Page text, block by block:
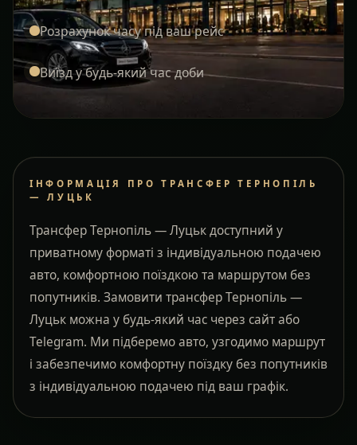
Розрахунок часу під ваш рейс
Виїзд у будь-який час доби
ІНФОРМАЦІЯ ПРО ТРАНСФЕР ТЕРНОПІЛЬ
— ЛУЦЬК
Трансфер Тернопіль — Луцьк доступний у
приватному форматі з індивідуальною подачею
авто, комфортною поїздкою та маршрутом без
попутників. Замовити трансфер Тернопіль —
Луцьк можна у будь-який час через сайт або
Telegram. Ми підберемо авто, узгодимо маршрут
і забезпечимо комфортну поїздку без попутників
з індивідуальною подачею під ваш графік.